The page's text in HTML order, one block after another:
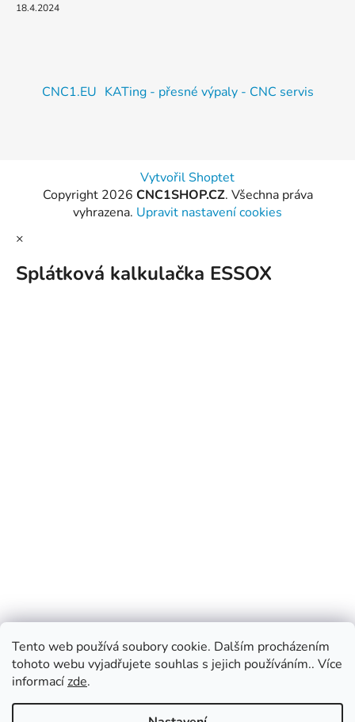
Tento web používá soubory cookie. Dalším procházením
tohoto webu vyjadřujete souhlas s jejich používáním.. Více
informacízde.
18.4.2024
CNC1.EU KATing - přesné výpaly - CNC servis
Vytvořil Shoptet
Copyright 2026 CNC1SHOP.CZ. Všechna práva
vyhrazena. Upravit nastavení cookies
×
Splátková kalkulačka ESSOX